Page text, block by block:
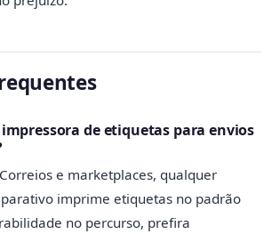
de etiquetas para envios
e marketplaces, qualquer
imprime etiquetas no padrão
no percurso, prefira